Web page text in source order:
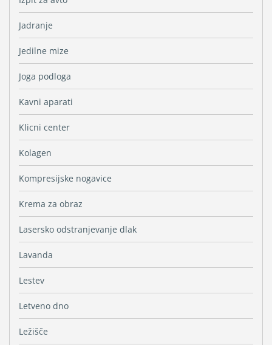
Jadranje
Jedilne mize
Joga podloga
Kavni aparati
Klicni center
Kolagen
Kompresijske nogavice
Krema za obraz
Lasersko odstranjevanje dlak
Lavanda
Lestev
Letveno dno
Ležišče